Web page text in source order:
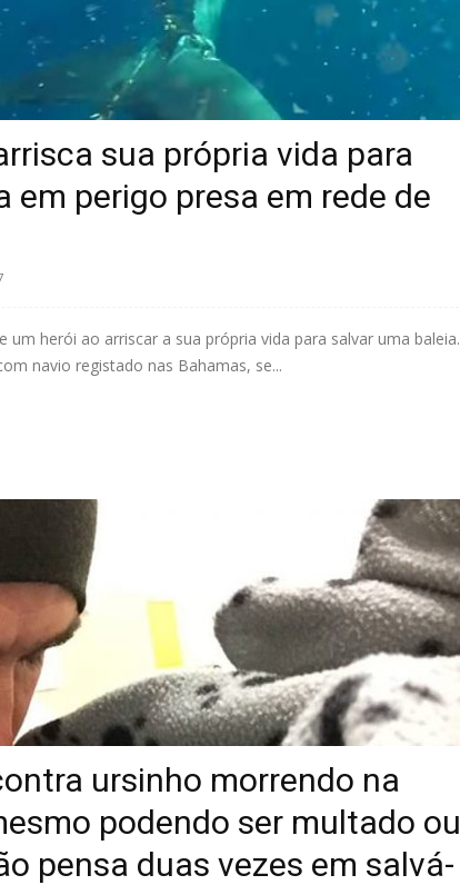
sua própria vida para
em perigo presa em rede de
um herói ao arriscar a sua própria vida para salvar uma baleia.
navio registado nas Bahamas, se...
ursinho morrendo na
podendo ser multado ou
pensa duas vezes em salvá-